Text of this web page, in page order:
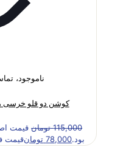
ناموجود،
کوشن دو قلو خرسی
115,000 تومان
بود.78,000 تومانقیمت فعلی: